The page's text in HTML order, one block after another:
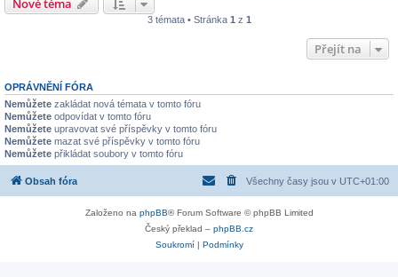
Nové téma
3 témata • Stránka 1 z 1
Přejít na
OPRÁVNĚNÍ FÓRA
Nemůžete zakládat nová témata v tomto fóru
Nemůžete odpovídat v tomto fóru
Nemůžete upravovat své příspěvky v tomto fóru
Nemůžete mazat své příspěvky v tomto fóru
Nemůžete přikládat soubory v tomto fóru
Obsah fóra Všechny časy jsou v UTC+01:00
Založeno na phpBB® Forum Software © phpBB Limited
Český překlad – phpBB.cz
Soukromí| Podmínky